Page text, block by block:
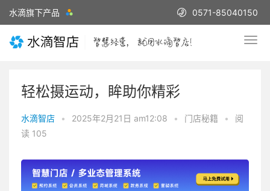
水滴旗下产品 0571-85040150
轻松摄运动，眸助你精彩
水滴智店 • 2025年2月21日 am12:08 • 门店秘籍 •
阅
读 105